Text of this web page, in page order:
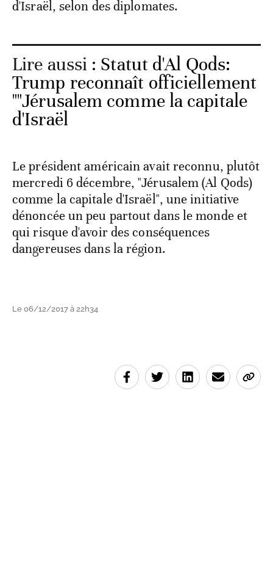
d'Israël, selon des diplomates.
Lire aussi : Statut d'Al Qods:
Trump reconnaît officiellement
""Jérusalem comme la capitale
d'Israël
Le président américain avait reconnu, plutôt
mercredi 6 décembre, "Jérusalem (Al Qods)
comme la capitale d'Israël", une initiative
dénoncée un peu partout dans le monde et
qui risque d'avoir des conséquences
dangereuses dans la région.
Le 06/12/2017 à 22h34